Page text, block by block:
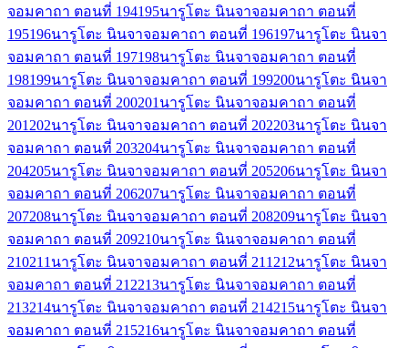
จอมคาถา ตอนที่ 194195นารูโตะ นินจาจอมคาถา ตอนที่
195196นารูโตะ นินจาจอมคาถา ตอนที่ 196197นารูโตะ นินจา
จอมคาถา ตอนที่ 197198นารูโตะ นินจาจอมคาถา ตอนที่
198199นารูโตะ นินจาจอมคาถา ตอนที่ 199200นารูโตะ นินจา
จอมคาถา ตอนที่ 200201 นารูโตะ นินจาจอมคาถา ตอนที่
201 202นารูโตะ นินจาจอมคาถา ตอนที่ 202203นารูโตะ นินจา
จอมคาถา ตอนที่ 203204นารูโตะ นินจาจอมคาถา ตอนที่
204205นารูโตะ นินจาจอมคาถา ตอนที่ 205206นารูโตะ นินจา
จอมคาถา ตอนที่ 206207นารูโตะ นินจาจอมคาถา ตอนที่
207208นารูโตะ นินจาจอมคาถา ตอนที่ 208209นารูโตะ นินจา
จอมคาถา ตอนที่ 209210นารูโตะ นินจาจอมคาถา ตอนที่
210211 นารูโตะ นินจาจอมคาถา ตอนที่ 211 212นารูโตะ นินจา
จอมคาถา ตอนที่ 212213นารูโตะ นินจาจอมคาถา ตอนที่
213214นารูโตะ นินจาจอมคาถา ตอนที่ 214215นารูโตะ นินจา
จอมคาถา ตอนที่ 215216นารูโตะ นินจาจอมคาถา ตอนที่